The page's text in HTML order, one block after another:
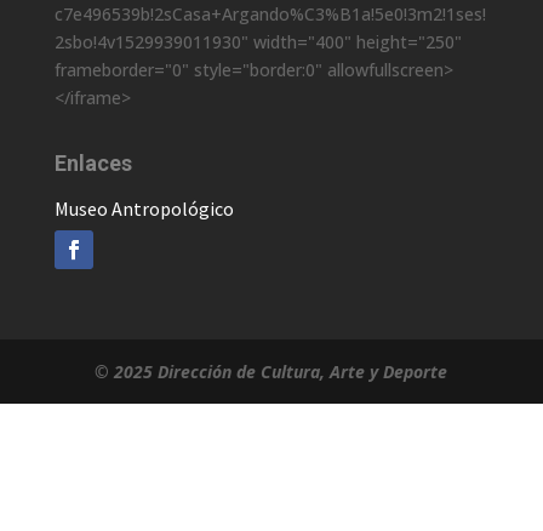
Argandoña )
Teléfono: +(591) - 4 - 6461761
pb=!1m18!1m12!1m3!1d3771.3910353155507!2d-
65.2617848850116!3d-
19.046537487104832!2m3!1f0!2f0!3f0!3m2!1i1024!2i76
frameborder="0" style="border:0" allowfullscreen>
</iframe>